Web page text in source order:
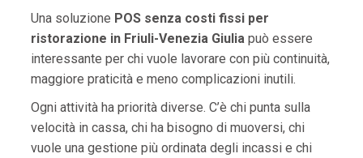
Una soluzione POS senza costi fissi per
ristorazione in Friuli-Venezia Giuliapuò essere
interessante per chi vuole lavorare con più continuità,
maggiore praticità e meno complicazioni inutili.
Ogni attività ha priorità diverse. C’è chi punta sulla
velocità in cassa, chi ha bisogno di muoversi, chi
vuole una gestione più ordinata degli incassi e chi